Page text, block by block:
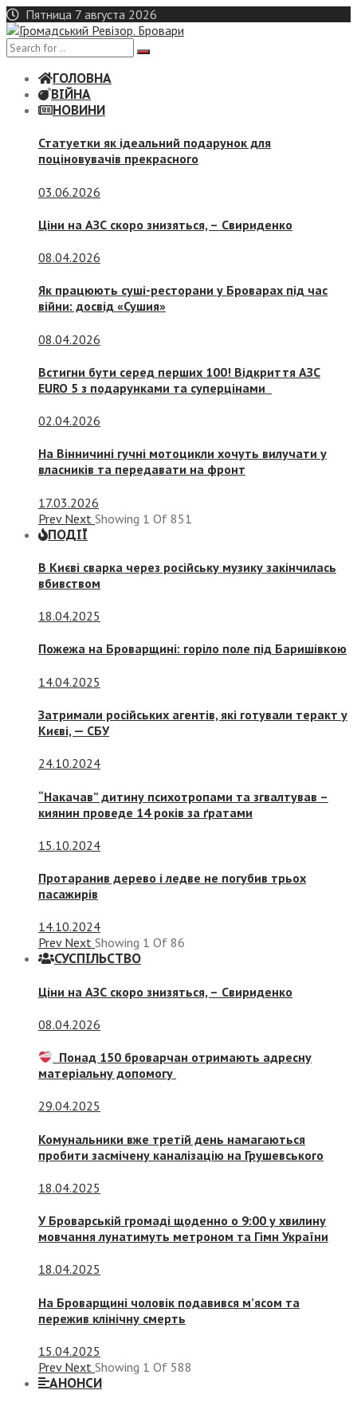
Skip
to
content
Пятница 7 августа 2026
ГОЛОВНА
ВІЙНА
НОВИНИ
Статуетки як ідеальний подарунок для
поціновувачів прекрасного
03.06.2026
Ціни на АЗС скоро знизяться, – Свириденко
08.04.2026
Як працюють суші-ресторани у Броварах під час
війни: досвід «Сушия»
08.04.2026
Встигни бути серед перших 100! Відкриття АЗС
EURO 5 з подарунками та суперцінами
02.04.2026
На Вінничині гучні мотоцикли хочуть вилучати у
власників та передавати на фронт
17.03.2026
Prev Next Showing 1 Of 851
ПОДІЇ
В Києві сварка через російську музику закінчилась
вбивством
18.04.2025
Пожежа на Броварщині: горіло поле під Баришівкою
14.04.2025
Затримали російських агентів, які готували теракт у
Києві, — СБУ
24.10.2024
“Накачав” дитину психотропами та згвалтував –
киянин проведе 14 років за ґратами
15.10.2024
Протаранив дерево і ледве не погубив трьох
пасажирів
14.10.2024
Prev Next Showing 1 Of 86
СУСПIЛЬСТВО
Ціни на АЗС скоро знизяться, – Свириденко
08.04.2026
Понад 150 броварчан отримають адресну
матеріальну допомогу
29.04.2025
Комунальники вже третій день намагаються
пробити засмічену каналізацію на Грушевського
18.04.2025
У Броварській громаді щоденно о 9:00 у хвилину
мовчання лунатимуть метроном та Гімн України
18.04.2025
На Броварщині чоловік подавився м’ясом та
пережив клінічну смерть
15.04.2025
Prev Next Showing 1 Of 588
АНОНСИ